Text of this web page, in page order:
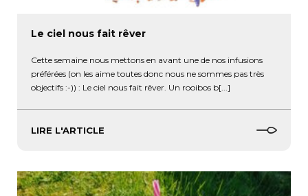
Le ciel nous fait rêver
Cette semaine nous mettons en avant une de nos infusions
préférées (on les aime toutes donc nous ne sommes pas très
objectifs :-)) : Le ciel nous fait rêver. Un rooibos b[...]
LIRE L'ARTICLE